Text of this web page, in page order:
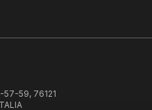
57-59, 76121